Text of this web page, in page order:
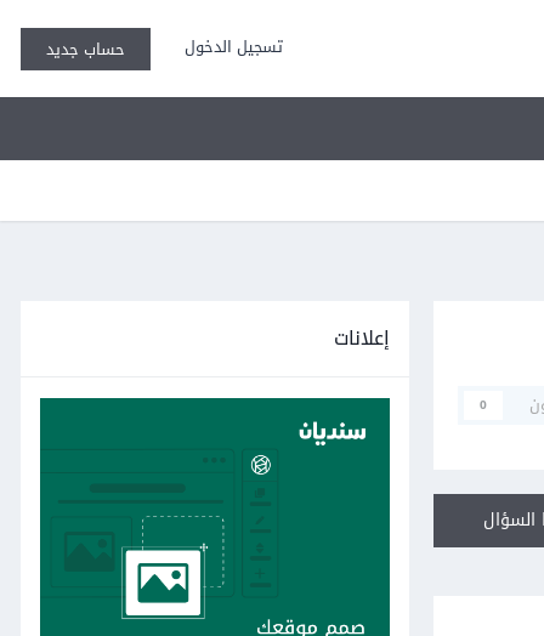
تسجيل الدخول حساب جديد
0
إعلانات